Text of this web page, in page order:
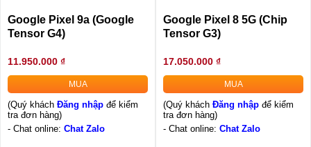
Google Pixel 9a (Google
Tensor G4)
11.950.000 ₫
MUA
(Quý khách Đăng nhập để kiểm
tra đơn hàng)
- Chat online: Chat Zalo
Google Pixel 8 5G (Chip
Tensor G3)
17.050.000 ₫
MUA
(Quý khách Đăng nhập để kiểm
tra đơn hàng)
- Chat online: Chat Zalo